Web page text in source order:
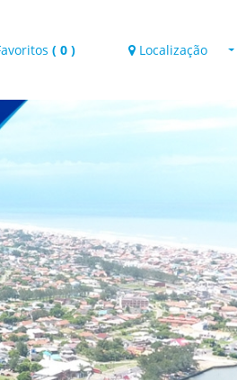
( 0 ) Localização
Rua Edith Delourdes, 419
VER MAPA